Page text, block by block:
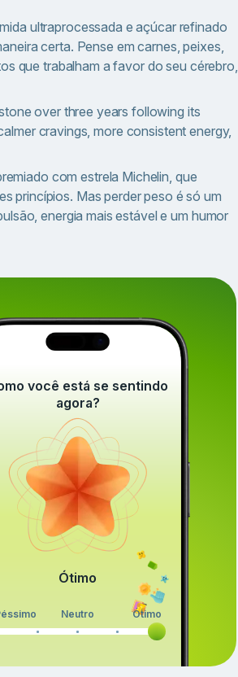
ultraprocessada e açúcar refinado
certa. Pense em carnes, peixes,
que trabalham a favor do seu cérebro,
stone over three years following its
cravings, more consistent energy,
com estrela Michelin, que
princípios. Mas perder peso é só um
energia mais estável e um humor
você está se sentindo
agora?
Ótimo
Neutro Ótimo